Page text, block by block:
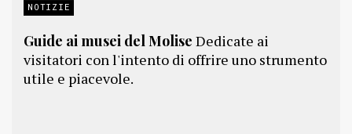
NOTIZIE
Guide ai musei del Molise Dedicate ai
visitatori con l'intento di offrire uno strumento
utile e piacevole.